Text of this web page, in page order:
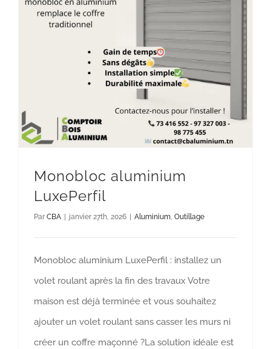
Monobloc aluminium LuxePerfil
Monobloc aluminium
LuxePerfil
Par CBA janvier 27th, 2026 Aluminium, Outillage
Monobloc aluminium LuxePerfil : installez un
volet roulant après la fin des travaux Votre
maison est déjà terminée et vous souhaitez
ajouter un volet roulant sans casser les murs ni
créer un coffre maçonné ?La solution idéale est